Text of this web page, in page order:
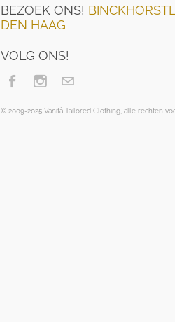
BEZOEK ONS!
DEN HAAG
VOLG ONS!
© 2009-2025 Vanità Tailored Clothing, alle rechten